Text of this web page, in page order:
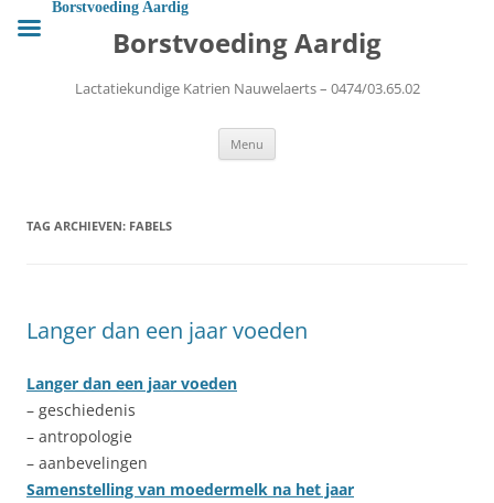
naar
de Borstvoeding Aardig
Lactatiekundige Katrien Nauwelaerts – 0474/03.65.02
Menu
TAG ARCHIEVEN: FABELS
Langer dan een jaar voeden
Langer dan een jaar voeden
– geschiedenis
– antropologie
– aanbevelingen
Samenstelling van moedermelk na het jaar
Borstvoeding Aardig